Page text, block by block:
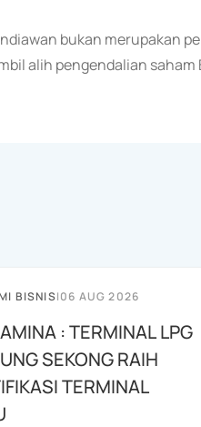
bukan merupakan
alih pengendalian saham
BISNIS|06 AUG 2026
: TERMINAL LPG
SEKONG RAIH
TERMINAL